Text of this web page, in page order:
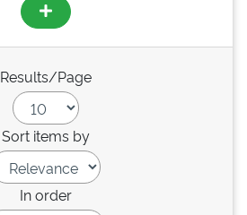
Results/Page
Sort items by
In order